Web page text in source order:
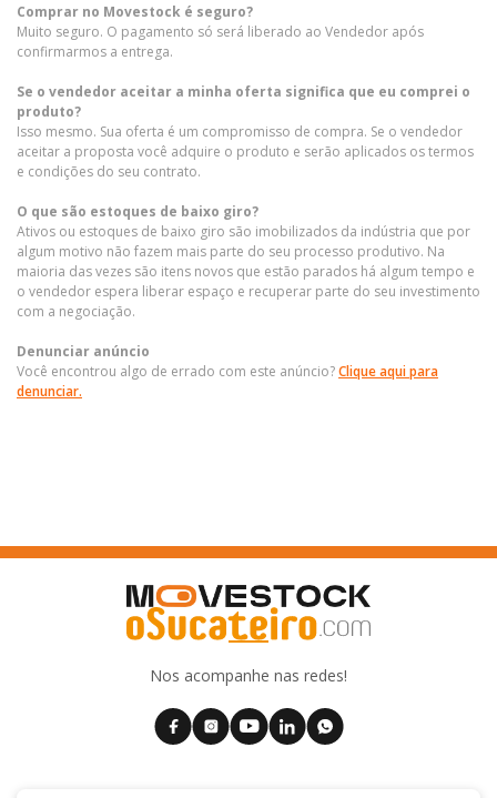
Comprar no Movestock é seguro?
Muito seguro. O pagamento só será liberado ao Vendedor após
confirmarmos a entrega.
Se o vendedor aceitar a minha oferta significa que eu comprei o
produto?
Isso mesmo. Sua oferta é um compromisso de compra. Se o vendedor
aceitar a proposta você adquire o produto e serão aplicados os termos
e condições do seu contrato.
O que são estoques de baixo giro?
Ativos ou estoques de baixo giro são imobilizados da indústria que por
algum motivo não fazem mais parte do seu processo produtivo. Na
maioria das vezes são itens novos que estão parados há algum tempo e
o vendedor espera liberar espaço e recuperar parte do seu investimento
com a negociação.
Denunciar anúncio
Você encontrou algo de errado com este anúncio?Clique aqui para
denunciar.
Nos acompanhe nas redes!